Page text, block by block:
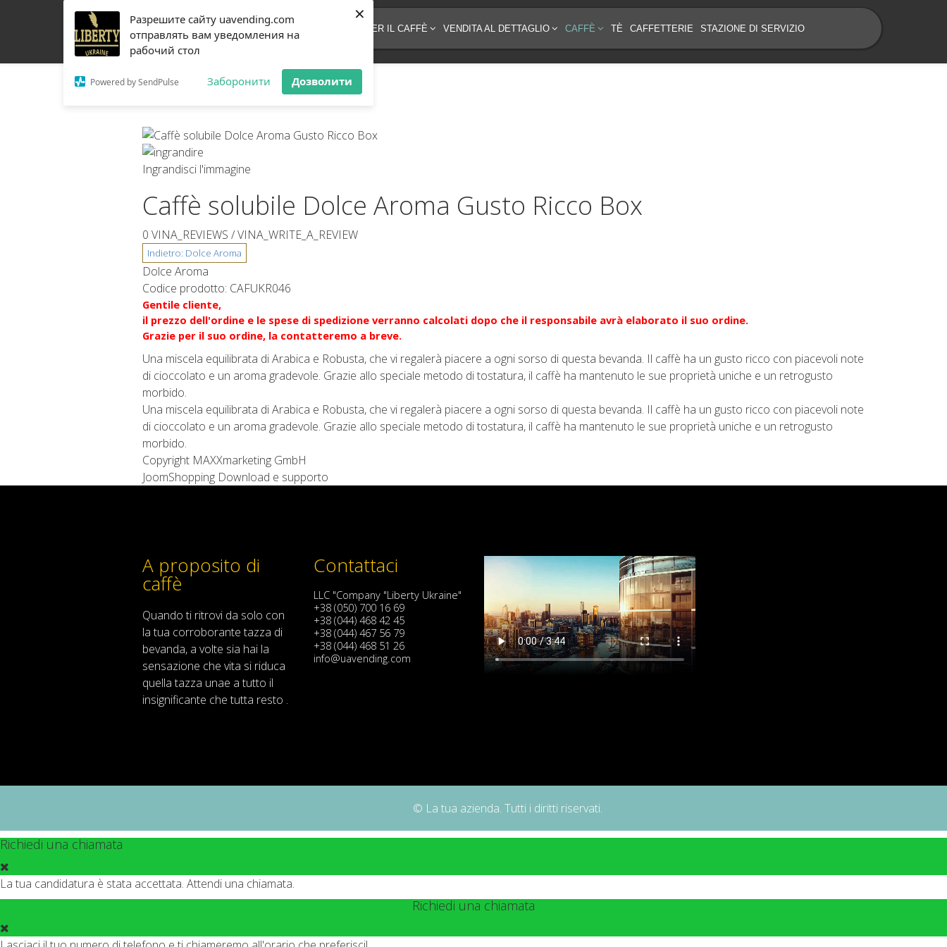
Разрешите сайту uavending.com
отправлять вам уведомления на
рабочий стол
Powered by SendPulse Заборонити Дозволити
×
FILTRAZIONE RRO ATTREZZATURA PER IL CAFFÈ VENDITA AL DETTAGLIO CAFFÈ TÈ CAFFETTERIE STAZIONE DI SERVIZIO
Ingrandisci l'immagine
Caffè solubile Dolce Aroma Gusto Ricco Box
0 VINA_REVIEWS /VINA_WRITE_A_REVIEW
Dolce Aroma
Codice prodotto: CAFUKR046
Gentile cliente,
il prezzo dell'ordine e le spese di spedizione verranno calcolati dopo che il responsabile avrà elaborato il suo ordine.
Grazie per il suo ordine, la contatteremo a breve.
Una miscela equilibrata di Arabica e Robusta, che vi regalerà piacere a ogni sorso di questa bevanda. Il caffè ha un gusto ricco con piacevoli note
di cioccolato e un aroma gradevole. Grazie allo speciale metodo di tostatura, il caffè ha mantenuto le sue proprietà uniche e un retrogusto
morbido.
Una miscela equilibrata di Arabica e Robusta, che vi regalerà piacere a ogni sorso di questa bevanda. Il caffè ha un gusto ricco con piacevoli note
di cioccolato e un aroma gradevole. Grazie allo speciale metodo di tostatura, il caffè ha mantenuto le sue proprietà uniche e un retrogusto
morbido.
Copyright MAXXmarketing GmbH
JoomShopping Download e supporto
A proposito di
caffè
Quando ti ritrovi da solo con
la tua corroborante tazza di
bevanda, a volte sia hai la
sensazione che vita si riduca
quella tazza unae a tutto il
insignificante che tutta resto .
Contattaci
LLC "Company "Liberty Ukraine"
+38 (050) 700 16 69
+38 (044) 468 42 45
+38 (044) 467 56 79
+38 (044) 468 51 26
info@uavending.com
© La tua azienda. Tutti i diritti riservati.
Richiedi una chiamata
La tua candidatura è stata accettata. Attendi una chiamata.
Richiedi una chiamata